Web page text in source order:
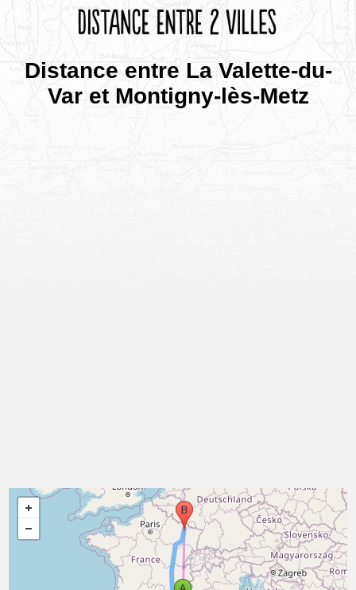
Distance entre La Valette-du-
Var et Montigny-lès-Metz